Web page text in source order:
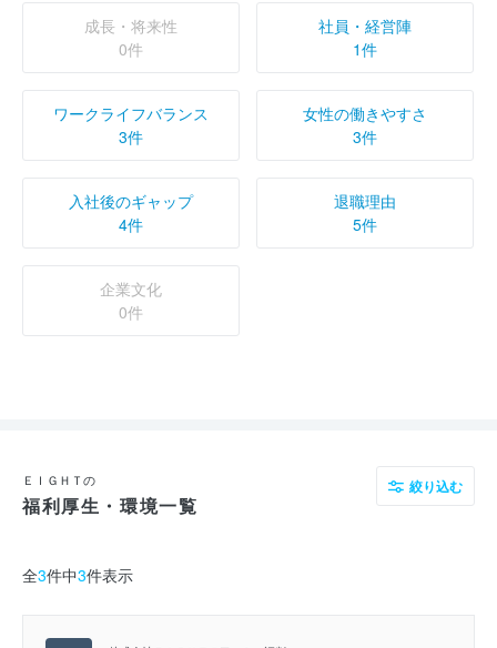
成長・将来性
0件
社員・経営陣
1件
ワークライフバランス
3件
女性の働きやすさ
3件
入社後のギャップ
4件
退職理由
5件
企業文化
0件
ＥＩＧＨＴの
福利厚生・環境一覧
絞り込む
全3件中3件表示